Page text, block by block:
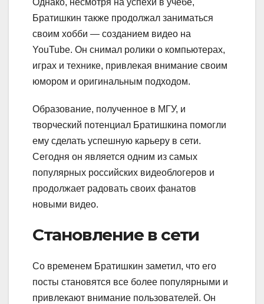
Однако, несмотря на успехи в учебе,
Братишкин также продолжал заниматься
своим хобби — созданием видео на
YouTube. Он снимал ролики о компьютерах,
играх и технике, привлекая внимание своим
юмором и оригинальным подходом.
Образование, полученное в МГУ, и
творческий потенциал Братишкина помогли
ему сделать успешную карьеру в сети.
Сегодня он является одним из самых
популярных российских видеоблогеров и
продолжает радовать своих фанатов
новыми видео.
Становление в сети
Со временем Братишкин заметил, что его
посты становятся все более популярными и
привлекают внимание пользователей. Он